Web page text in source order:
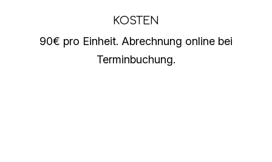
KOSTEN
90€ pro Einheit. Abrechnung online bei
Terminbuchung.